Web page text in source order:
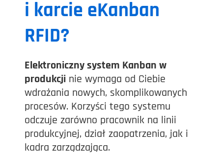
i karcie eKanban
RFID?
Elektroniczny system Kanban w
produkcji nie wymaga od Ciebie
wdrażania nowych, skomplikowanych
procesów. Korzyści tego systemu
odczuje zarówno pracownik na linii
produkcyjnej, dział zaopatrzenia, jak i
kadra zarządzająca.